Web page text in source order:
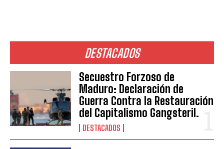
DESTACADOS
Secuestro Forzoso de
Maduro: Declaración de
Guerra Contra la Restauración
del Capitalismo Gangsteril.
DESTACADOS